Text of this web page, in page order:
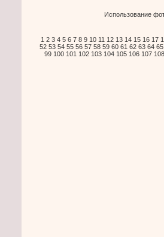
Использование
1 2 3 4 5 6 7 8 9 10 11 12 13 14 15 16 17
52 53 54 55 56 57 58 59 60 61 62 63 64 65
99 100 101 102 103 104 105 106 107 108